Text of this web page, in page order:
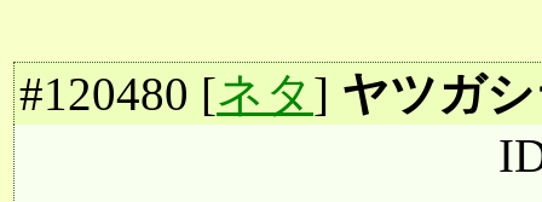
#120480 [ネタ] ヤツガ